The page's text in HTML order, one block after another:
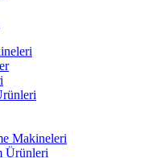
Makineleri
Ürünleri